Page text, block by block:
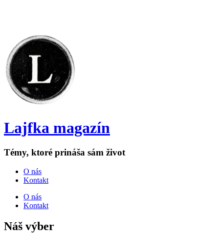
Lajfka magazín
Témy, ktoré prináša sám život
O nás
Kontakt
O nás
Kontakt
Náš výber